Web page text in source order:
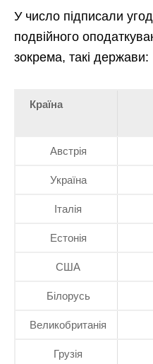
У число підписали
подвійного
зокрема, такі держави:
Країна
Австрія
Україна
Італія
Естонія
США
Білорусь
Великобританія
Грузія